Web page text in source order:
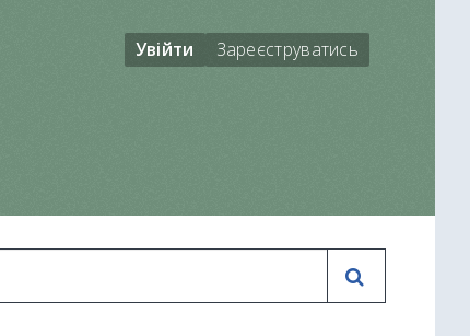
Увійти Зареєструватись